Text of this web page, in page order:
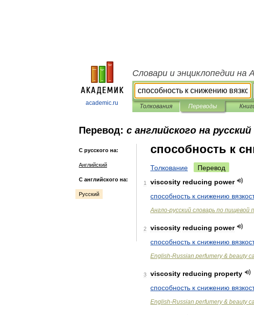
academic.ru
Словари и энциклопедии на
Толкования Переводы
Перевод: с английского на русский
С русского на:
Английский
С английского на:
Русский
способность к
Толкование Перевод
1 viscosity reducing power
способность к снижению
Англо-русский словарь по пищевой
2 viscosity reducing power
способность к снижению
English-Russian perfumery& beauty
3 viscosity reducing property
способность к снижению
English-Russian perfumery& beauty